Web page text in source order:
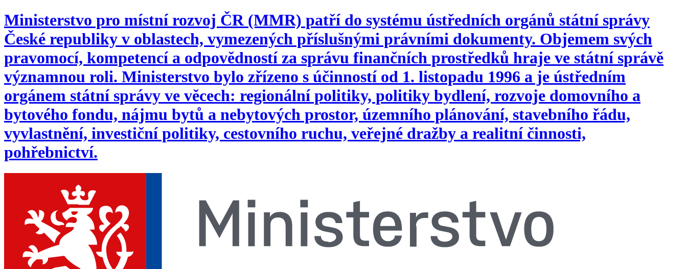
Ministerstvo pro místní rozvoj ČR (MMR) patří do systému ústředních orgánů státní správy
České republiky v oblastech, vymezených příslušnými právními dokumenty. Objemem svých
pravomocí, kompetencí a odpovědností za správu finančních prostředků hraje ve státní správě
významnou roli. Ministerstvo bylo zřízeno s účinností od 1. listopadu 1996 a je ústředním
orgánem státní správy ve věcech: regionální politiky, politiky bydlení, rozvoje domovního a
bytového fondu, nájmu bytů a nebytových prostor, územního plánování, stavebního řádu,
vyvlastnění, investiční politiky, cestovního ruchu, veřejné dražby a realitní činnosti,
pohřebnictví.